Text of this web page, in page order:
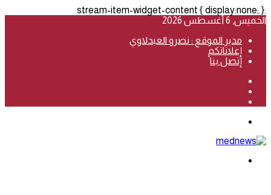
.stream-item-widget-content { display:none; }
الخميس, 6 أغسطس 2026
مدير الموقع : نصرو العبدلاوي
إعلاناتكم
إتصل بنا